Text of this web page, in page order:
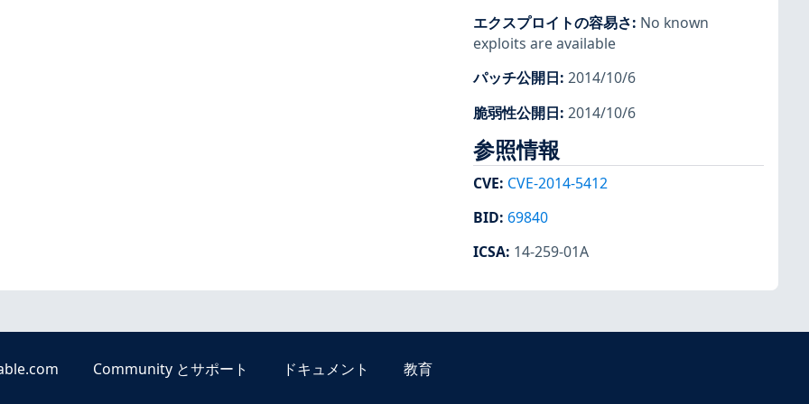
エクスプロイトの容易さ: No known
exploits are available
パッチ公開日: 2014/10/6
脆弱性公開日: 2014/10/6
参照情報
CVE: CVE-2014-5412
BID: 69840
ICSA: 14-259-01A
Community とサポート ドキュメント 教育